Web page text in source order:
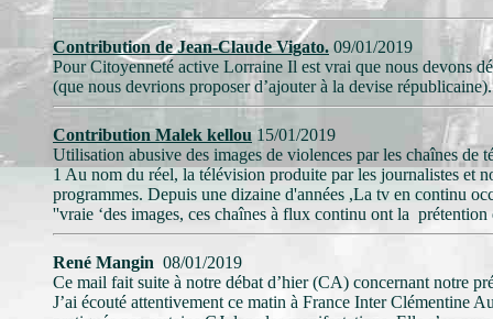
Contribution de Jean-Claude Vigato. 09/01/2019
Pour Citoyenneté active Lorraine Il est vrai que nous devons
(que nous devrions proposer d’ajouter à la devise
Contribution Malek kellou 15/01/2019
Utilisation abusive des images de violences par les chaînes de
1 Au nom du réel, la télévision produite par les journalistes et
programmes. Depuis une dizaine d'années ,La tv en continu
''vraie ‘des images, ces chaînes à flux continu ont la
René Mangin 08/01/2019
Ce mail fait suite à notre débat d’hier (CA) concernant notre
J’ai écouté attentivement ce matin à France Inter Clémentine